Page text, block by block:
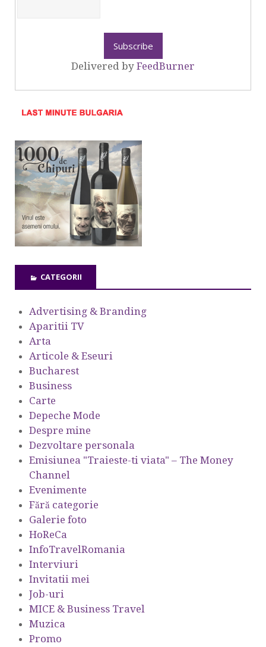
Delivered by FeedBurner
CATEGORII
Advertising & Branding
Aparitii TV
Arta
Articole & Eseuri
Bucharest
Business
Carte
Depeche Mode
Despre mine
Dezvoltare personala
Emisiunea "Traieste-ti viata" – The Money
Channel
Evenimente
Fără categorie
Galerie foto
HoReCa
InfoTravelRomania
Interviuri
Invitatii mei
Job-uri
MICE & Business Travel
Muzica
Promo